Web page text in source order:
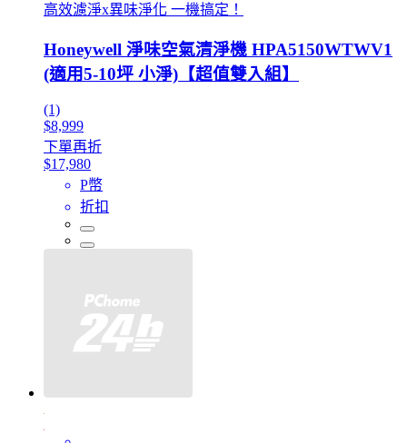
高效濾淨x異味淨化 一機搞定！
Honeywell 淨味空氣清淨機 HPA5150WTWV1
(適用5-10坪 小淨)【超值雙入組】
(1)
$8,999
下單再折
$17,980
P幣
折扣